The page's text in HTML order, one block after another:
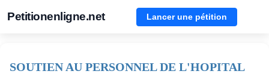
Petitionenligne.net Lancer une pétition
SOUTIEN AU PERSONNEL DE L'HOPITAL